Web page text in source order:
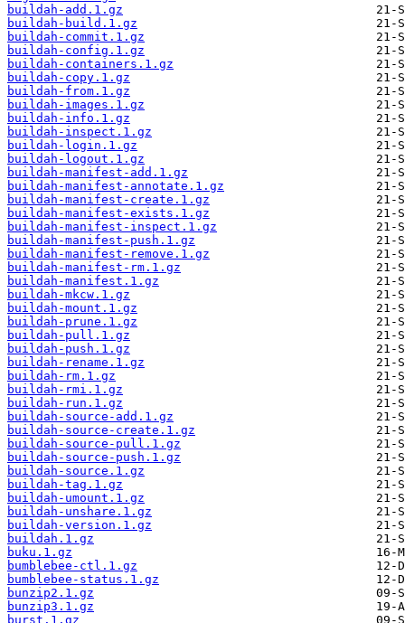
buildah-add.1.gz
buildah-build.1.gz
buildah-commit.1.gz
buildah-config.1.gz
buildah-containers.1.gz
buildah-copy.1.gz
buildah-from.1.gz
buildah-images.1.gz
buildah-info.1.gz
buildah-inspect.1.gz
buildah-login.1.gz
buildah-logout.1.gz
buildah-manifest-add.1.gz
buildah-manifest-annotate.1.gz
buildah-manifest-create.1.gz
buildah-manifest-exists.1.gz
buildah-manifest-inspect.1.gz
buildah-manifest-push.1.gz
buildah-manifest-remove.1.gz
buildah-manifest-rm.1.gz
buildah-manifest.1.gz
buildah-mkcw.1.gz
buildah-mount.1.gz
buildah-prune.1.gz
buildah-pull.1.gz
buildah-push.1.gz
buildah-rename.1.gz
buildah-rm.1.gz
buildah-rmi.1.gz
buildah-run.1.gz
buildah-source-add.1.gz
buildah-source-create.1.gz
buildah-source-pull.1.gz
buildah-source-push.1.gz
buildah-source.1.gz
buildah-tag.1.gz
buildah-umount.1.gz
buildah-unshare.1.gz
buildah-version.1.gz
buildah.1.gz
buku.1.gz
bumblebee-ctl.1.gz
bumblebee-status.1.gz
bunzip2.1.gz
bunzip3.1.gz
burst.1.gz